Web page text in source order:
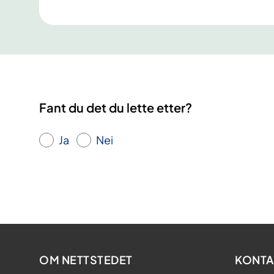
Fant du det du lette etter?
Ja Nei
OM NETTSTEDET